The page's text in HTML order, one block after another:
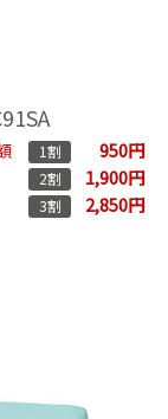
1割 950円
2割 1,900円
3割 2,850円